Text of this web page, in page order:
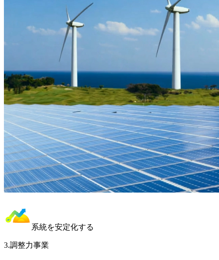
系統を安定化する
3.調整力事業